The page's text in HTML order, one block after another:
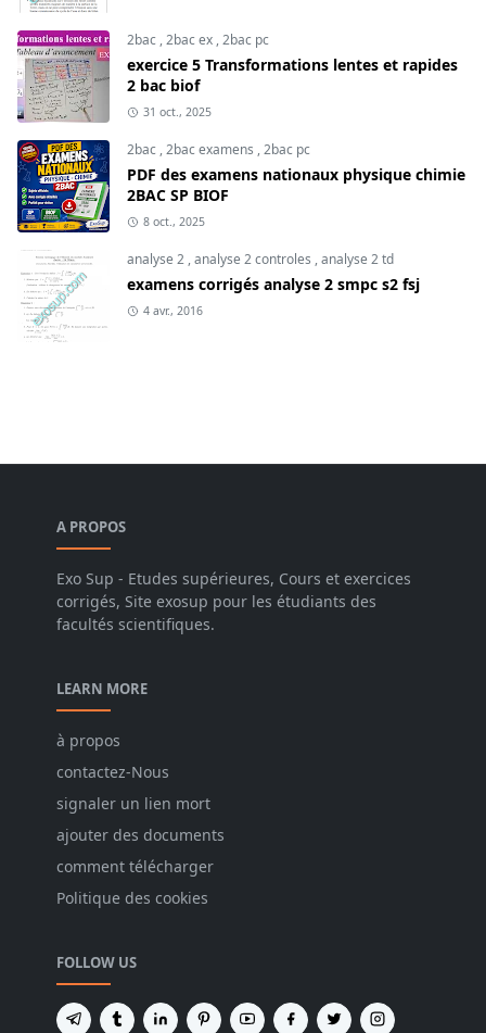
2bac ,2bac ex ,2bac pc
exercice 5 Transformations lentes et rapides
2 bac biof
31 oct., 2025
2bac ,2bac examens ,2bac pc
PDF des examens nationaux physique chimie
2BAC SP BIOF
8 oct., 2025
analyse 2 ,analyse 2 controles ,analyse 2 td
examens corrigés analyse 2 smpc s2 fsj
4 avr., 2016
A PROPOS
Exo Sup - Etudes supérieures, Cours et exercices
corrigés, Site exosup pour les étudiants des
facultés scientifiques.
LEARN MORE
à propos
contactez-Nous
signaler un lien mort
ajouter des documents
comment télécharger
Politique des cookies
FOLLOW US